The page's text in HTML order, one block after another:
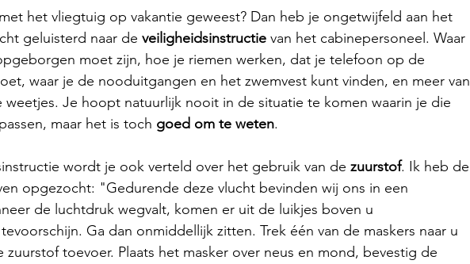
het vliegtuig op vakantie geweest? Dan heb je ongetwijfeld aan het
geluisterd naar de veiligheidsinstructie van het cabinepersoneel. Waar
moet zijn, hoe je riemen werken, dat je telefoon op de
waar je de nooduitgangen en het zwemvest kunt vinden, en meer van
weetjes. Je hoopt natuurlijk nooit in de situatie te komen waarin je die
maar het is toch goed om te weten.
wordt je ook verteld over het gebruik van de zuurstof. Ik heb de
opgezocht: "Gedurende deze vlucht bevinden wij ons in een
de luchtdruk wegvalt, komen er uit de luikjes boven u
Ga dan onmiddellijk zitten. Trek één van de maskers naar u
toevoer. Plaats het masker over neus en mond, bevestig de